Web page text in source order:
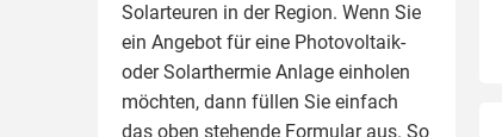
Solarteuren in der Region. Wenn Sie
ein Angebot für eine Photovoltaik-
oder Solarthermie Anlage einholen
möchten, dann füllen Sie einfach
das oben stehende Formular aus. So